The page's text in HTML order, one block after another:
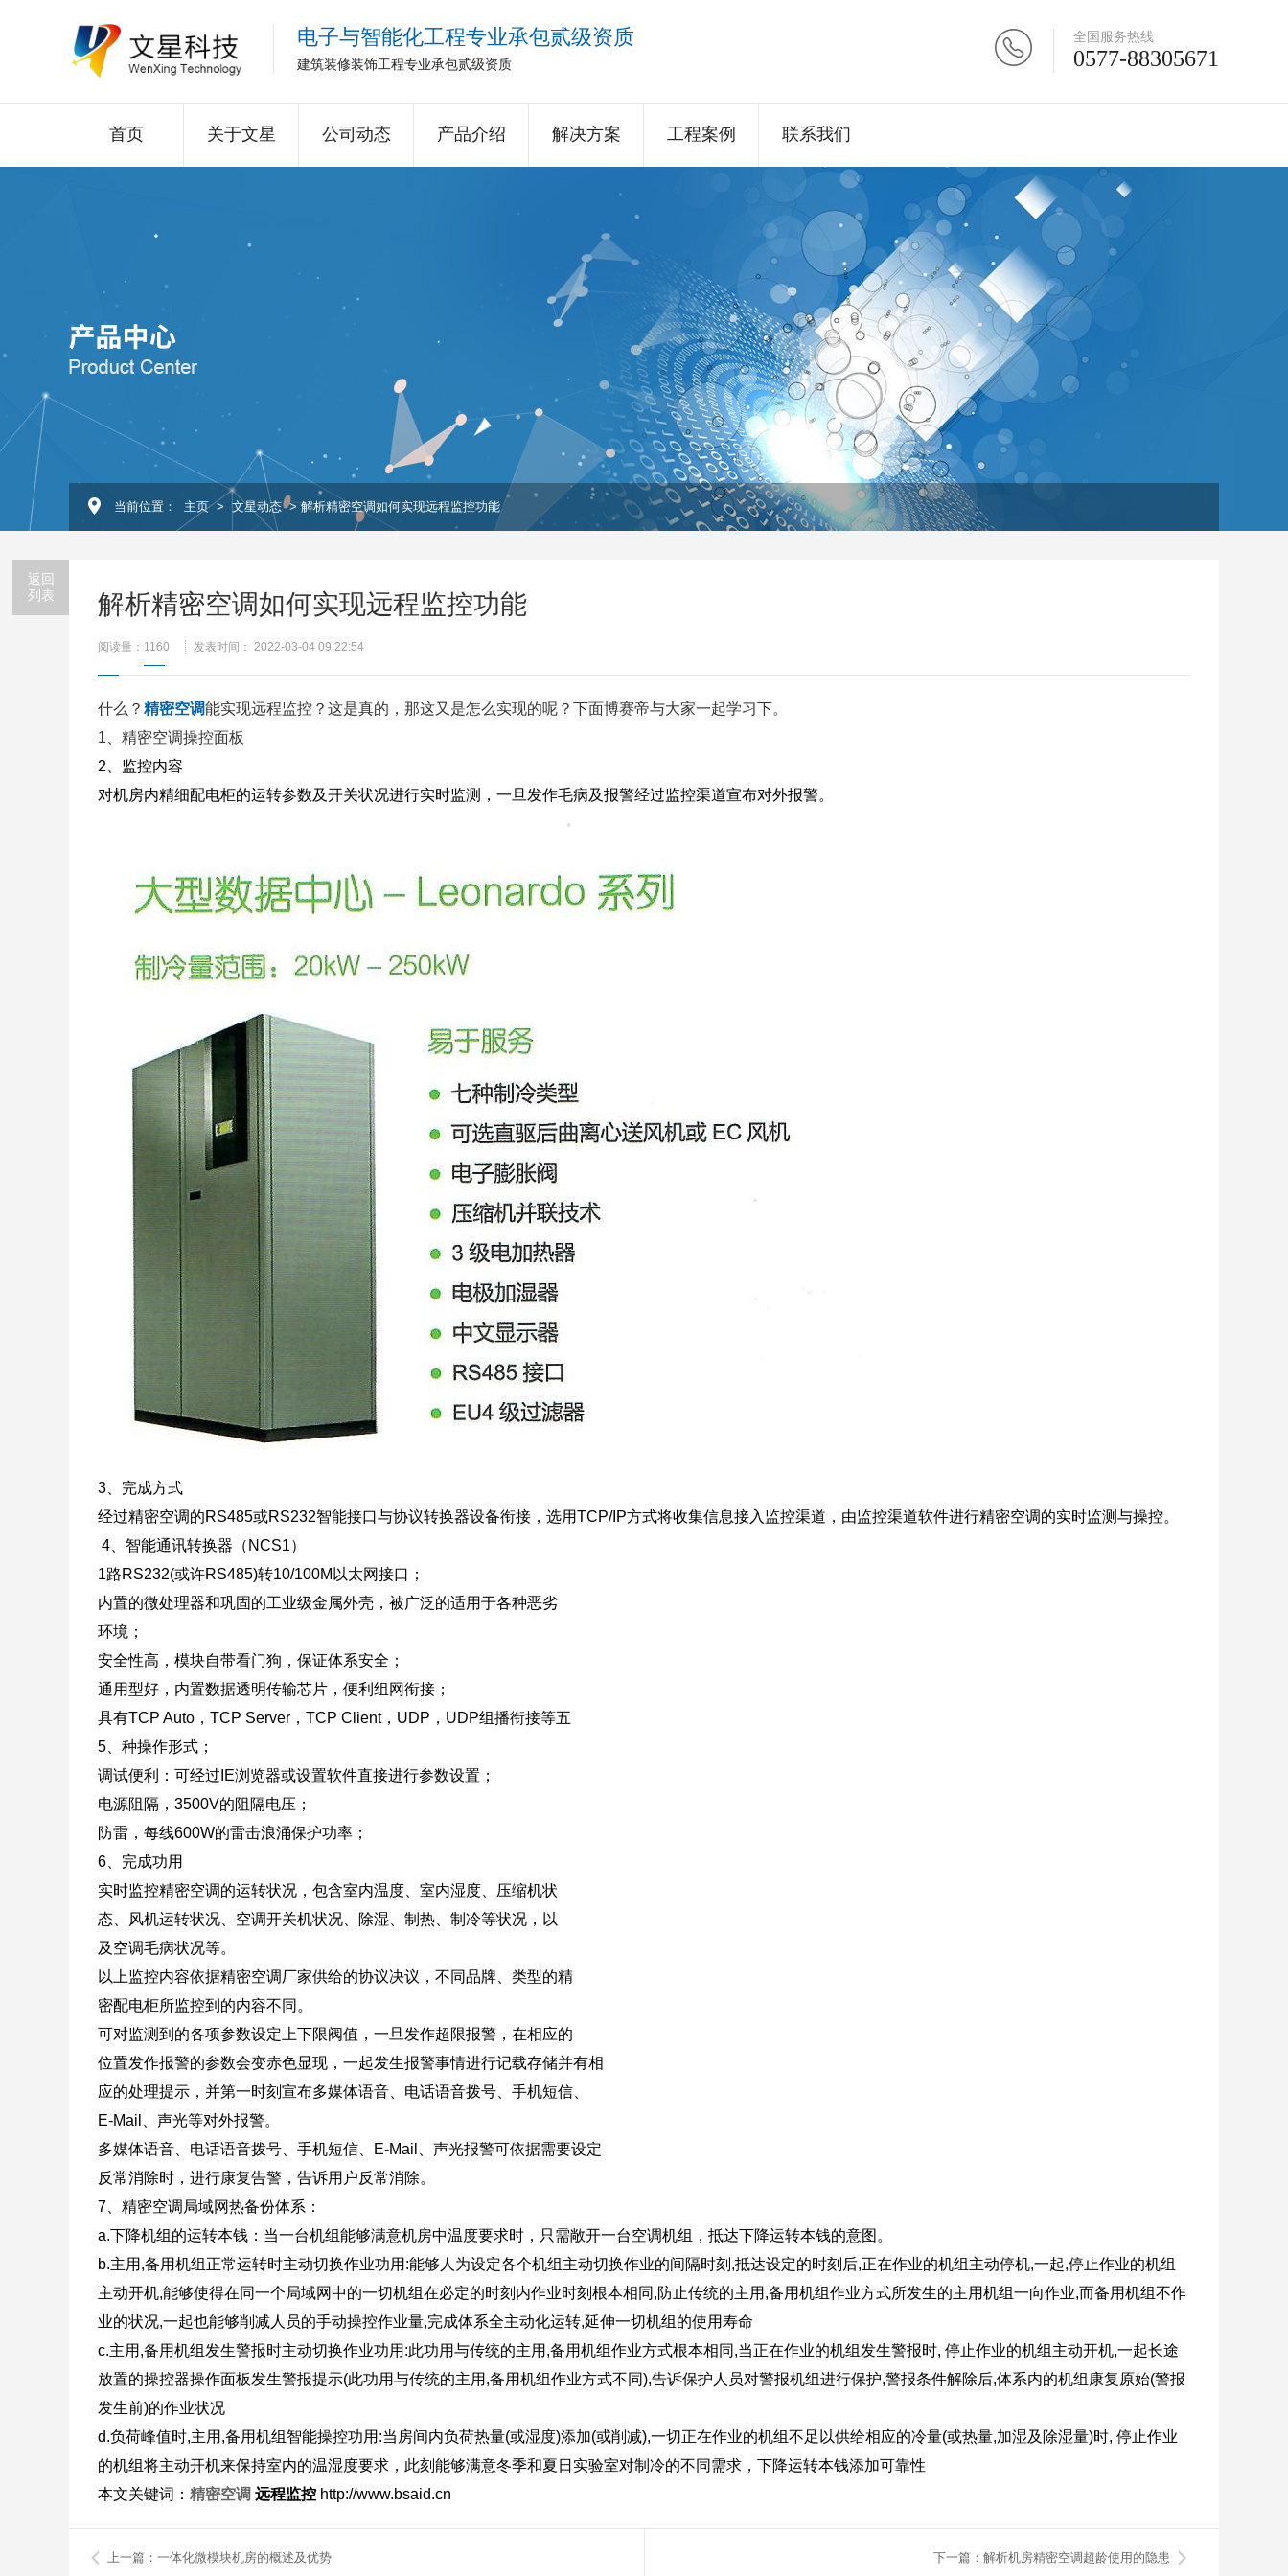
电子与智能化工程专业承包贰级资质
建筑装修装饰工程专业承包贰级资质
全国服务热线
0577-88305671
首页 关于文星 公司动态 产品介绍 解决方案 工程案例 联系我们
当前位置： 主页 > 文星动态 > 解析精密空调如何实现远程监控功能
返回
列表
解析精密空调如何实现远程监控功能
阅读量： 1160 发表时间： 2022-03-04 09:22:54
什么？ 精密空调能实现远程监控？这是真的，那这又是怎么实现的呢？下面博赛帝与大家一起学习下。
1、精密空调操控面板
2、监控内容
对机房内精细配电柜的运转参数及开关状况进行实时监测，一旦发作毛病及报警经过监控渠道宣布对外报警。
3、完成方式
经过精密空调的RS485或RS232智能接口与协议转换器设备衔接，选用TCP/IP方式将收集信息接入监控渠道，由监控渠道软件进行精密空调的实时监测与操控。
4、智能通讯转换器（NCS1）
1路RS232(或许RS485)转10/100M以太网接口；
内置的微处理器和巩固的工业级金属外壳，被广泛的适用于各种恶劣
环境；
安全性高，模块自带看门狗，保证体系安全；
通用型好，内置数据透明传输芯片，便利组网衔接；
具有TCP Auto，TCP Server，TCP Client，UDP，UDP组播衔接等五
5、种操作形式；
调试便利：可经过IE浏览器或设置软件直接进行参数设置；
电源阻隔，3500V的阻隔电压；
防雷，每线600W的雷击浪涌保护功率；
6、完成功用
实时监控精密空调的运转状况，包含室内温度、室内湿度、压缩机状
态、风机运转状况、空调开关机状况、除湿、制热、制冷等状况，以
及空调毛病状况等。
以上监控内容依据精密空调厂家供给的协议决议，不同品牌、类型的精
密配电柜所监控到的内容不同。
可对监测到的各项参数设定上下限阀值，一旦发作超限报警，在相应的
位置发作报警的参数会变赤色显现，一起发生报警事情进行记载存储并有相
应的处理提示，并第一时刻宣布多媒体语音、电话语音拨号、手机短信、
E-Mail、声光等对外报警。
多媒体语音、电话语音拨号、手机短信、E-Mail、声光报警可依据需要设定
反常消除时，进行康复告警，告诉用户反常消除。
7、精密空调局域网热备份体系：
a.下降机组的运转本钱：当一台机组能够满意机房中温度要求时，只需敞开一台空调机组，抵达下降运转本钱的意图。
b.主用,备用机组正常运转时主动切换作业功用:能够人为设定各个机组主动切换作业的间隔时刻,抵达设定的时刻后,正在作业的机组主动停机,一起,停止作业的机组
主动开机,能够使得在同一个局域网中的一切机组在必定的时刻内作业时刻根本相同,防止传统的主用,备用机组作业方式所发生的主用机组一向作业,而备用机组不作
业的状况,一起也能够削减人员的手动操控作业量,完成体系全主动化运转,延伸一切机组的使用寿命
c.主用,备用机组发生警报时主动切换作业功用:此功用与传统的主用,备用机组作业方式根本相同,当正在作业的机组发生警报时, 停止作业的机组主动开机,一起长途
放置的操控器操作面板发生警报提示(此功用与传统的主用,备用机组作业方式不同),告诉保护人员对警报机组进行保护,警报条件解除后,体系内的机组康复原始(警报
发生前)的作业状况
d.负荷峰值时,主用,备用机组智能操控功用:当房间内负荷热量(或湿度)添加(或削减),一切正在作业的机组不足以供给相应的冷量(或热量,加湿及除湿量)时, 停止作业
的机组将主动开机来保持室内的温湿度要求，此刻能够满意冬季和夏日实验室对制冷的不同需求，下降运转本钱添加可靠性
本文关键词： 精密空调 远程监控 http://www.bsaid.cn
上一篇：一体化微模块机房的概述及优势 下一篇：解析机房精密空调超龄使用的隐患